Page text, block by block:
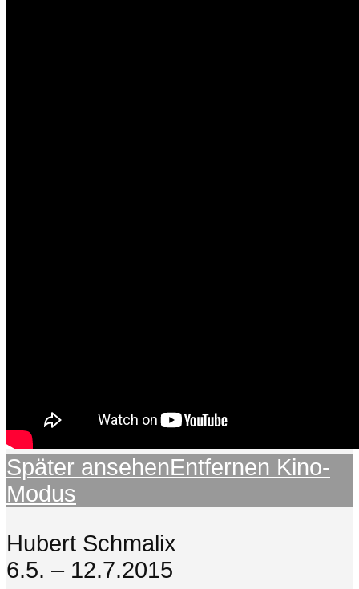
Später ansehenEntfernen Kino-
Modus
Hubert Schmalix
6.5. – 12.7.2015